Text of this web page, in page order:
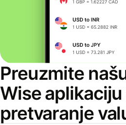
Preuzmite
Wise aplikaciju
pretvaranje